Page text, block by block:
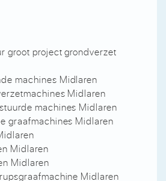
groot project grondverzet
machines Midlaren
Midlaren
machines Midlaren
graafmachines Midlaren
Midlaren
Midlaren
Midlaren